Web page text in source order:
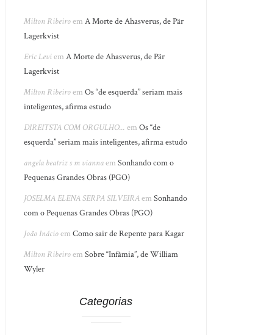
Milton RibeiroemA Morte de Ahasverus, de Pär
Lagerkvist
Eric LeviemA Morte de Ahasverus, de Pär
Lagerkvist
Milton RibeiroemOs “de esquerda” seriam mais
inteligentes, afirma estudo
DIREITSTA COM ORGULHO... emOs “de
esquerda” seriam mais inteligentes, afirma estudo
angela beatriz s m viannaemSonhando com o
Pequenas Grandes Obras (PGO)
JOSELMA ELENA SERPA SILVEIRAemSonhando
com o Pequenas Grandes Obras (PGO)
João InácioemComo sair de Repente para Kagar
Milton RibeiroemSobre “Infâmia”, de William
Wyler
Categorias